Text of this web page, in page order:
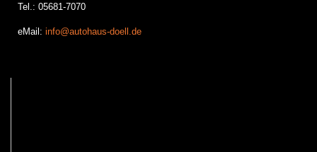
Tel.: 05681-7070
eMail: info@autohaus-doell.de